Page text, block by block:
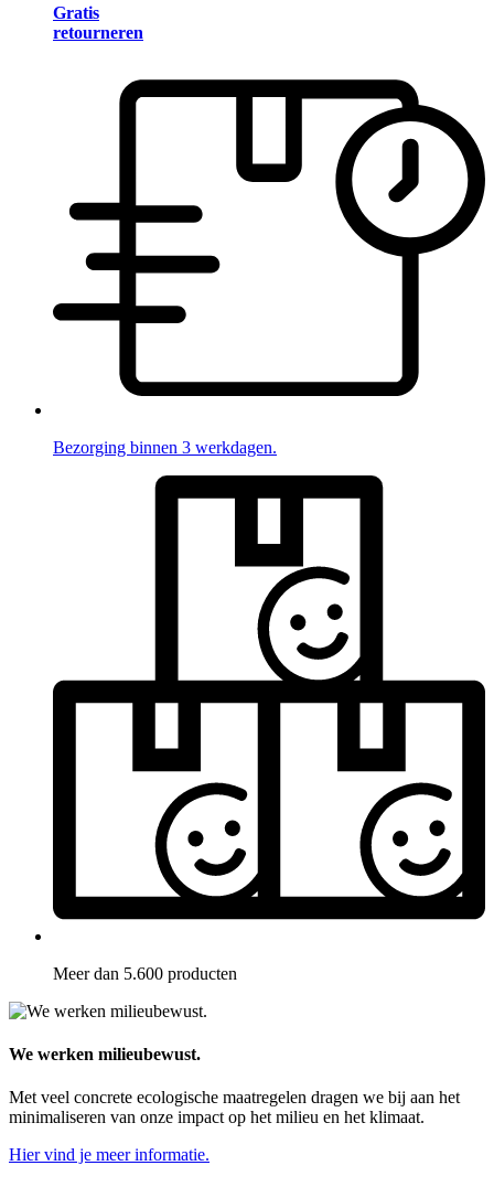
Gratis
retourneren
Bezorging binnen 3 werkdagen.
Meer dan 5.600 producten
We werken milieubewust.
Met veel concrete ecologische maatregelen dragen we bij aan het
minimaliseren van onze impact op het milieu en het klimaat.
Hier vind je meer informatie.